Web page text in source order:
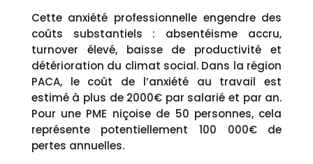
Cette anxiété professionnelle engendre des
coûts substantiels : absentéisme accru,
turnover élevé, baisse de productivité et
détérioration du climat social. Dans la région
PACA, le coût de l’anxiété au travail est
estimé à plus de 2000€ par salarié et par an.
Pour une PME niçoise de 50 personnes, cela
représente potentiellement 100 000€ de
pertes annuelles.